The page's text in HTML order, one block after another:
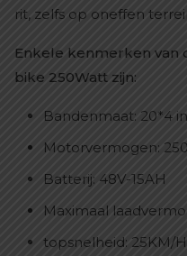
rit, zelfs op oneffen
Enkele kenmerken van
bike 250Watt zijn:
Bandenmaat: 20*4
Motorvermogen:
Batterij: 48V-15AH
Maximaal
topsnelheid: 25KM/H